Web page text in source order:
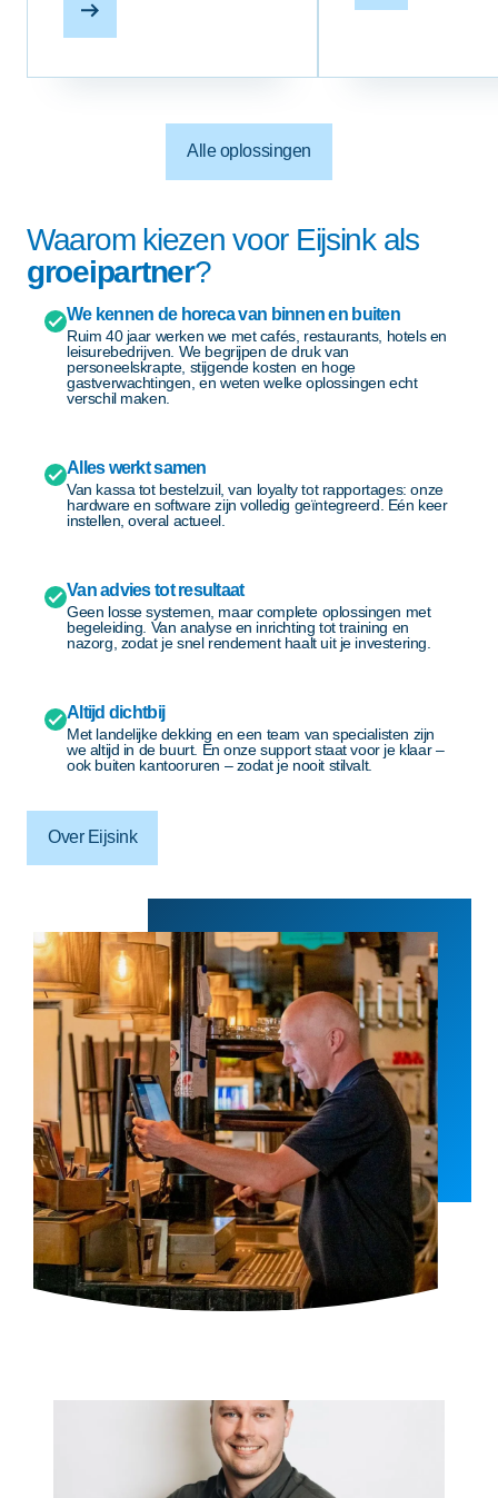
Alle oplossingen
Waarom kiezen voor Eijsink als
groeipartner?
We kennen de horeca van binnen en buiten
Ruim 40 jaar werken we met cafés, restaurants, hotels en
leisurebedrijven. We begrijpen de druk van
personeelskrapte, stijgende kosten en hoge
gastverwachtingen, en weten welke oplossingen echt
verschil maken.
Alles werkt samen
Van kassa tot bestelzuil, van loyalty tot rapportages: onze
hardware en software zijn volledig geïntegreerd. Eén keer
instellen, overal actueel.
Van advies tot resultaat
Geen losse systemen, maar complete oplossingen met
begeleiding. Van analyse en inrichting tot training en
nazorg, zodat je snel rendement haalt uit je investering.
Altijd dichtbij
Met landelijke dekking en een team van specialisten zijn
we altijd in de buurt. En onze support staat voor je klaar –
ook buiten kantooruren – zodat je nooit stilvalt.
Over Eijsink